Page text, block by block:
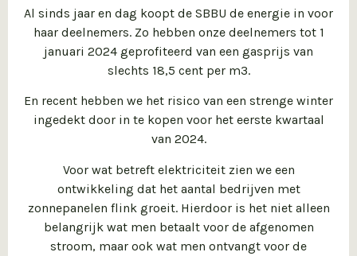
Al sinds jaar en dag koopt de SBBU de energie in voor
haar deelnemers. Zo hebben onze deelnemers tot 1
januari 2024 geprofiteerd van een gasprijs van
slechts 18,5 cent per m3.
En recent hebben we het risico van een strenge winter
ingedekt door in te kopen voor het eerste kwartaal
van 2024.
Voor wat betreft elektriciteit zien we een
ontwikkeling dat het aantal bedrijven met
zonnepanelen flink groeit. Hierdoor is het niet alleen
belangrijk wat men betaalt voor de afgenomen
stroom, maar ook wat men ontvangt voor de